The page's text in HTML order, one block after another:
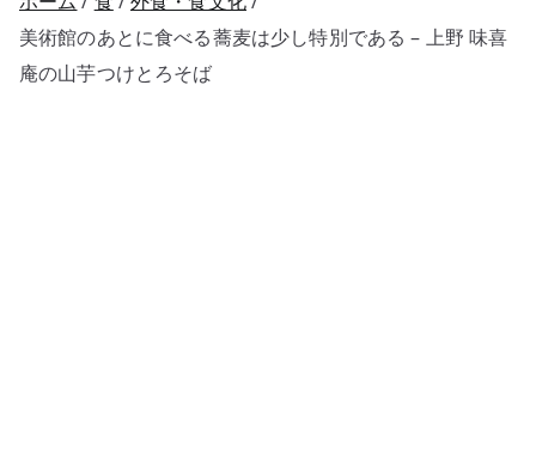
美術館のあとに食べる蕎麦は少し特別である – 上野 味喜
庵の山芋つけとろそば